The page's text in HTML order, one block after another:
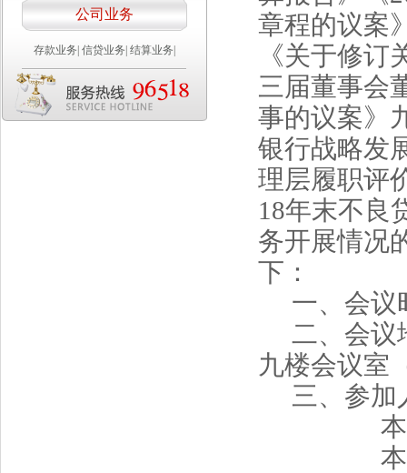
公司业务
存款业务 信贷业务 结算业务
章程的议案
《关于修
三届董事会
事的议案》
银行战略发
理层履职评
18年末不良
务开展情况
下：
一、会议
二、会议
九楼会议室
三、参加